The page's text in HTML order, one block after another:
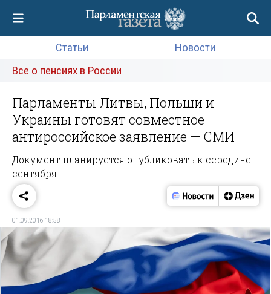
Статьи
Новости
Все о пенсиях в России
Парламенты Литвы, Польши и
Украины готовят совместное
антироссийское заявление — СМИ
Документ планируется опубликовать к середине
сентября
01.09.2016 18:58